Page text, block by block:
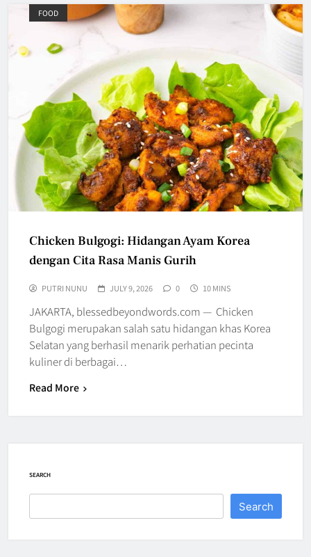
FOOD
Chicken Bulgogi: Hidangan Ayam Korea
dengan Cita Rasa Manis Gurih
PUTRI NUNU JULY 9, 2026 0 10 MINS
JAKARTA, blessedbeyondwords.com — Chicken
Bulgogi merupakan salah satu hidangan khas Korea
Selatan yang berhasil menarik perhatian pecinta
kuliner di berbagai…
Read More
SEARCH
Search